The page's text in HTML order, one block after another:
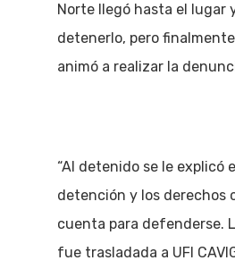
Norte llegó hasta el lugar
detenerlo, pero
animó a realizar la
“Al detenido se le explicó
detención y los derechos
cuenta para defenderse.
fue trasladada a UFI